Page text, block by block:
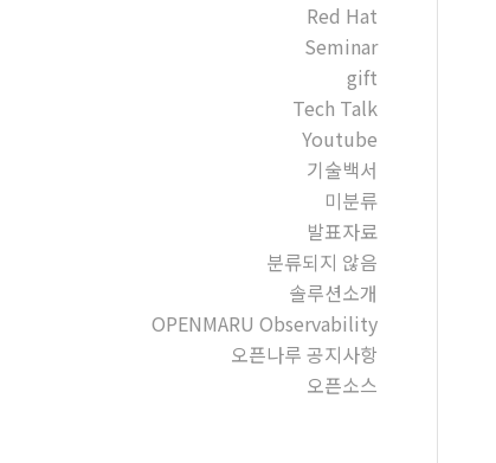
Red Hat
Seminar
gift
Tech Talk
Youtube
기술백서
미분류
발표자료
분류되지 않음
솔루션소개
OPENMARU Observability
오픈나루 공지사항
오픈소스